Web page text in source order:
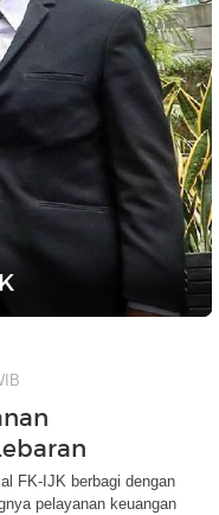
FK-IJK berbagi dengan
pelayanan keuangan